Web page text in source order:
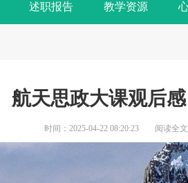
述职报告 教学资源
航天思政大课观后感
时间：2025-04-22 08:20:23 阅读全文